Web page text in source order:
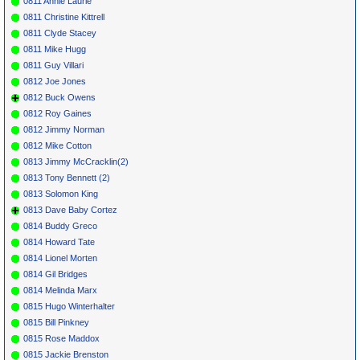
0811 Christine Kittrell
0811 Clyde Stacey
0811 Mike Hugg
0811 Guy Villari
0812 Joe Jones
0812 Buck Owens
0812 Roy Gaines
0812 Jimmy Norman
0812 Mike Cotton
0813 Jimmy McCracklin(2)
0813 Tony Bennett (2)
0813 Solomon King
0813 Dave Baby Cortez
0814 Buddy Greco
0814 Howard Tate
0814 Lionel Morten
0814 Gil Bridges
0814 Melinda Marx
0815 Hugo Winterhalter
0815 Bill Pinkney
0815 Rose Maddox
0815 Jackie Brenston